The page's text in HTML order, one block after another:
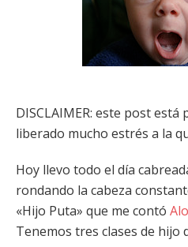
DISCLAIMER: este post
liberado mucho estrés a la
Hoy llevo todo el día
rondando la cabeza
«Hijo Puta» que me contó
Tenemos tres clases de hijo